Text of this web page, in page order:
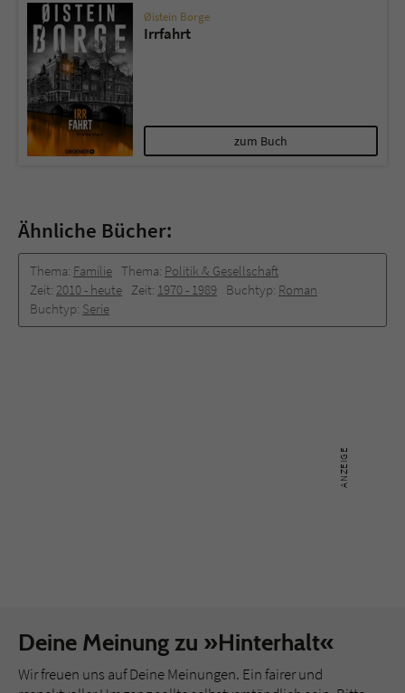
Øistein Borge
Irrfahrt
zum Buch
Ähnliche Bücher:
Thema: Familie Thema: Politik & Gesellschaft
Zeit: 2010 -­ heute Zeit: 1970 -­ 1989 Buchtyp: Roman
Buchtyp: Serie
Deine Meinung zu »Hinterhalt«
Wir freuen uns auf Deine Meinungen. Ein fairer und